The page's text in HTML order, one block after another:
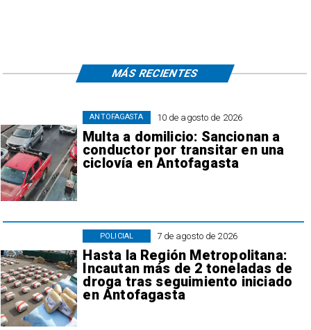
10 de agosto de 2026
Multa a domilicio: Sancionan a
conductor por transitar en una
ciclovía en Antofagasta
ANTOFAGASTA
7 de agosto de 2026
Hasta la Región Metropolitana:
Incautan más de 2 toneladas de
droga tras seguimiento iniciado
en Antofagasta
POLICIAL
MÁS RECIENTES